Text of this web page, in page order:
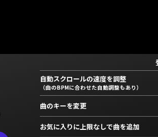
自動スクロールの速度を調整
（曲のBPMに合わせた自動調整もあり）
曲のキーを変更
お気に入りに上限なしで曲を追加